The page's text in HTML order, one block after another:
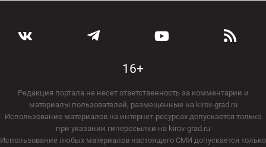
16+
Редакция портала не несет ответственность за комментарии и
материалы пользователей, размещенные на kirov-grad.ru
Использование материалов на интернет-ресурсах допускается только
при указании гиперссылки на kirov-grad.ru
Использование любых материалов настоящего СМИ допускается только